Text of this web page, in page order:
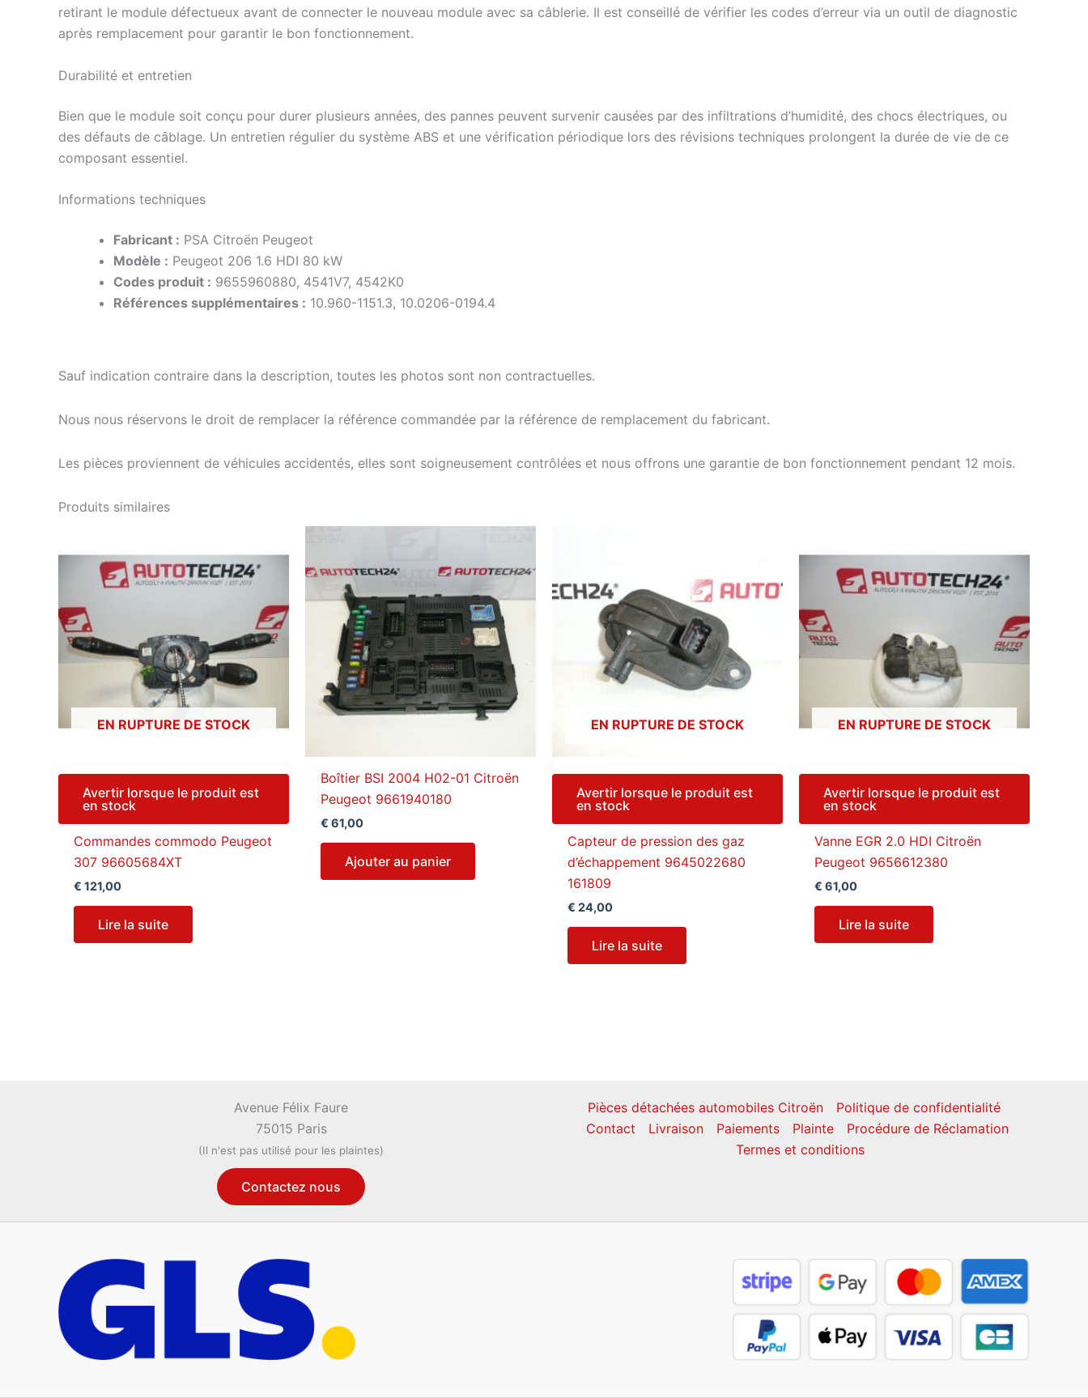
retirant le module défectueux avant de connecter le nouveau module avec sa câblerie. Il est conseillé de vérifier les codes d’erreur via un outil de diagnostic
après remplacement pour garantir le bon fonctionnement.
Durabilité et entretien
Bien que le module soit conçu pour durer plusieurs années, des pannes peuvent survenir causées par des infiltrations d’humidité, des chocs électriques, ou
des défauts de câblage. Un entretien régulier du système ABS et une vérification périodique lors des révisions techniques prolongent la durée de vie de ce
composant essentiel.
Informations techniques
Fabricant : PSA Citroën Peugeot
Modèle : Peugeot 206 1.6 HDI 80 kW
Codes produit : 9655960880, 4541V7, 4542K0
Références supplémentaires : 10.960-1151.3, 10.0206-0194.4
Sauf indication contraire dans la description, toutes les photos sont non contractuelles.
Nous nous réservons le droit de remplacer la référence commandée par la référence de remplacement du fabricant.
Les pièces proviennent de véhicules accidentés, elles sont soigneusement contrôlées et nous offrons une garantie de bon fonctionnement pendant 12 mois.
Produits similaires
EN RUPTURE DE STOCK
Avertir lorsque le produit est
en stock
Commandes commodo Peugeot
307 96605684XT
€ 121,00
Lire la suite
Boîtier BSI 2004 H02-01 Citroën
Peugeot 9661940180
€ 61,00
Ajouter au panier
EN RUPTURE DE STOCK
Avertir lorsque le produit est
en stock
Capteur de pression des gaz
d’échappement 9645022680
161809
€ 24,00
Lire la suite
EN RUPTURE DE STOCK
Avertir lorsque le produit est
en stock
Vanne EGR 2.0 HDI Citroën
Peugeot 9656612380
€ 61,00
Lire la suite
Avenue Félix Faure
75015 Paris
(Il n'est pas utilisé pour les plaintes)
Contactez nous
Pièces détachées automobiles Citroën
Politique de confidentialité
Contact
Livraison Paiements Plainte
Procédure de Réclamation
Termes et conditions